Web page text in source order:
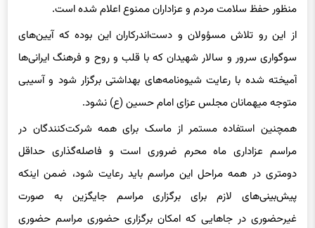
منظور حفظ سلامت مردم و عزاداران ممنوع اعلام شده است.
از این رو تلاش مسؤولان و دست‌اندرکاران این بوده که آیین‌های
سوگواری سرور و سالار شهیدان که با قلب و روح و فرهنگ ایرانی‌ها
آمیخته شده با رعایت شیوه‌نامه‌های بهداشتی برگزار شود و آسیبی
متوجه میهمانان مجلس عزای امام حسین (ع) نشود.
همچنین استفاده مستمر از ماسک برای همه شرکت‌کنندگان در
مراسم عزاداری ماه محرم ضروری است و فاصله‌گذاری حداقل
دومتری در همه مراحل این مراسم باید رعایت شود، ضمن اینکه
پیش‌بینی‌های لازم برای برگزاری مراسم جایگزین به صورت
غیرحضوری در جاهایی که امکان برگزاری حضوری مراسم حضوری